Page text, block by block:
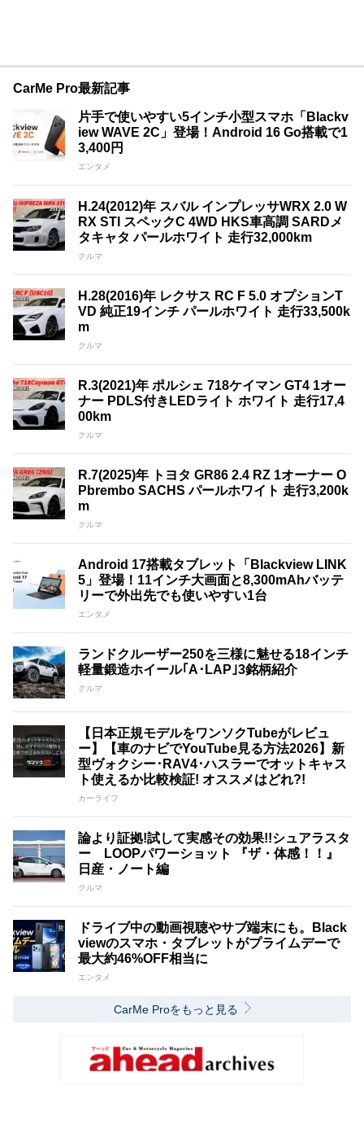
CarMe Pro最新記事
片手で使いやすい5インチ小型スマホ「Blackv
iew WAVE 2C」登場！Android 16 Go搭載で1
3,400円
エンタメ
H.24(2012)年 スバル インプレッサWRX 2.0 W
RX STI スペックC 4WD HKS車高調 SARDメ
タキャタ パールホワイト 走行32,000km
クルマ
H.28(2016)年 レクサス RC F 5.0 オプションT
VD 純正19インチ パールホワイト 走行33,500k
m
クルマ
R.3(2021)年 ポルシェ 718ケイマン GT4 1オー
ナー PDLS付きLEDライト ホワイト 走行17,4
00km
クルマ
R.7(2025)年 トヨタ GR86 2.4 RZ 1オーナー O
Pbrembo SACHS パールホワイト 走行3,200k
m
クルマ
Android 17搭載タブレット「Blackview LINK
5」登場！11インチ大画面と8,300mAhバッテ
リーで外出先でも使いやすい1台
エンタメ
ランドクルーザー250を三様に魅せる18インチ
軽量鍛造ホイール｢A･LAP｣3銘柄紹介
クルマ
【日本正規モデルをワンソクTubeがレビュ
ー】【車のナビでYouTube見る方法2026】新
型ヴォクシー･RAV4･ハスラーでオットキャス
ト使えるか比較検証! オススメはどれ?!
カーライフ
論より証拠!試して実感その効果!!シュアラスタ
ー LOOPパワーショット 『ザ・体感！！』
日産・ノート編
クルマ
ドライブ中の動画視聴やサブ端末にも。Black
viewのスマホ・タブレットがプライムデーで
最大約46%OFF相当に
エンタメ
CarMe Proをもっと見る